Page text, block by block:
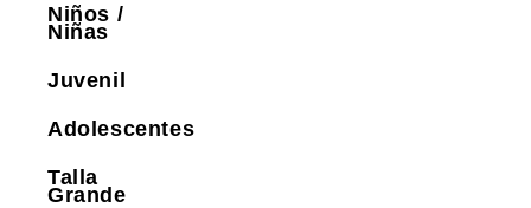
Niños /
Niñas
Juvenil
Adolescentes
Talla
Grande